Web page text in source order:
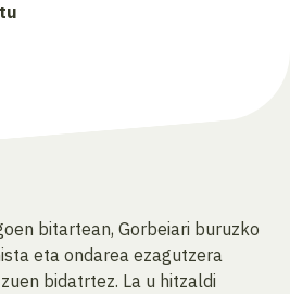
bitartean, Gorbeiari buruzko
eta ondarea ezagutzera
bidatrtez. La u hitzaldi